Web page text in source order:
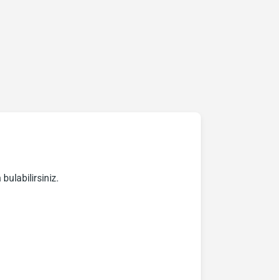
bulabilirsiniz.